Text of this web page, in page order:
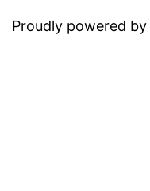
Proudly powered by